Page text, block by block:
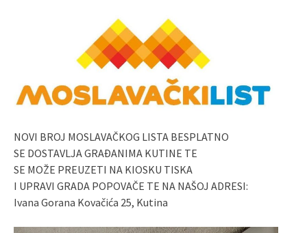
NOVI BROJ MOSLAVAČKOG LISTA BESPLATNO
SE DOSTAVLJA GRAĐANIMA KUTINE TE
SE MOŽE PREUZETI NA KIOSKU TISKA
I UPRAVI GRADA POPOVAČE TE NA NAŠOJ ADRESI:
Ivana Gorana Kovačića 25, Kutina